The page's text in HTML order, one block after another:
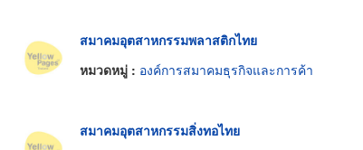
สมาคมอุตสาหกรรมพลาสติกไทย
หมวดหมู่ : องค์การสมาคมธุรกิจและการค้า
สมาคมอุตสาหกรรมสิ่งทอไทย